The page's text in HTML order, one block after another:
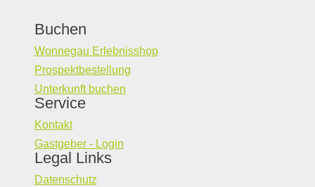
Buchen
Wonnegau Erlebnisshop
Prospektbestellung
Unterkunft buchen
Service
Kontakt
Gastgeber - Login
Legal Links
Datenschutz